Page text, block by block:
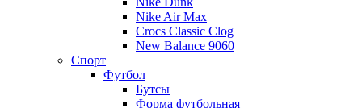
Nike Air Max
Crocs Classic Clog
New Balance 9060
Спорт
Футбол
Бутсы
Форма футбольная